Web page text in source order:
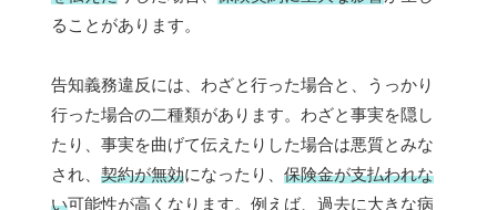
ることがあります。
告知義務違反には、わざと行った場合と、うっかり
行った場合の二種類があります。わざと事実を隠し
たり、事実を曲げて伝えたりした場合は悪質とみな
され、 契約が無効になったり、 保険金が支払われな
い可能性が高くなります。例えば、過去に大きな病